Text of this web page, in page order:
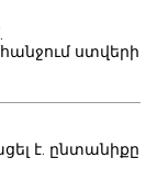
ստվերի
է. ընտանիքը